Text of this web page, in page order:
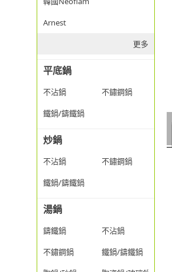
Arnest
更多
平底鍋
不沾鍋
不鏽鋼鍋
鐵鍋/鑄鐵鍋
炒鍋
不沾鍋
不鏽鋼鍋
鐵鍋/鑄鐵鍋
湯鍋
鑄鐵鍋
不沾鍋
不鏽鋼鍋
鐵鍋/鑄鐵鍋